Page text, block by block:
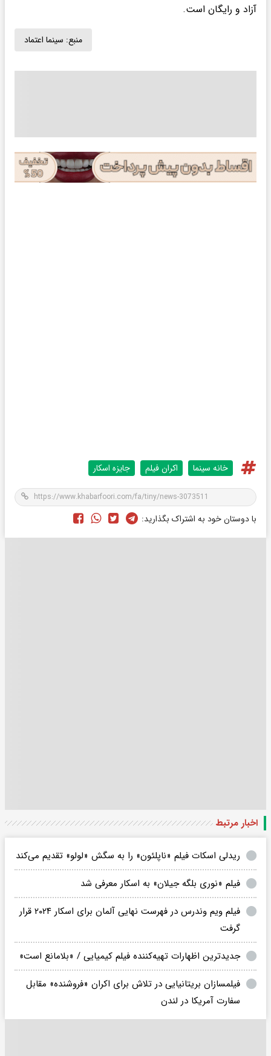
آزاد و رایگان است.
منبع: سینما اعتماد
خانه سینما اکران فیلم جایزه اسکار
با دوستان خود به اشتراک بگذارید:
اخبار مرتبط
ریدلی اسکات فیلم «ناپلئون» را به سگش «لولو» تقدیم می‌کند
فیلم «نوری بلگه جیلان» به اسکار معرفی شد
فیلم ویم وندرس در فهرست نهایی آلمان برای اسکار ۲۰۲۴ قرار
گرفت
جدیدترین اظهارات تهیه‌کننده فیلم کیمیایی / «بلامانع است»
فیلمسازان بریتانیایی در تلاش برای اکران «فروشنده» مقابل
سفارت آمریکا در لندن